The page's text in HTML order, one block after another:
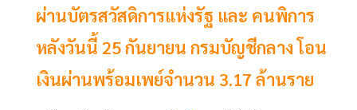
ผ่านบัตรสวัสดิการแห่งรัฐ และ คนพิการ
หลังวันนี้ 25 กันยายน กรมบัญชีกลาง โอน
เงินผ่านพร้อมเพย์จำนวน 3.17 ล้านราย